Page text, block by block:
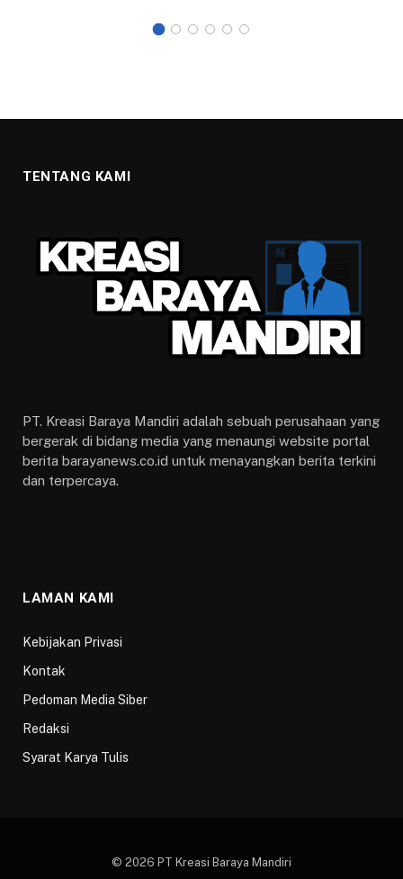
TENTANG KAMI
PT. Kreasi Baraya Mandiri adalah sebuah perusahaan yang
bergerak di bidang media yang menaungi website portal
berita barayanews.co.id untuk menayangkan berita terkini
dan terpercaya.
LAMAN KAMI
Kebijakan Privasi
Kontak
Pedoman Media Siber
Redaksi
Syarat Karya Tulis
© 2026 PT Kreasi Baraya Mandiri